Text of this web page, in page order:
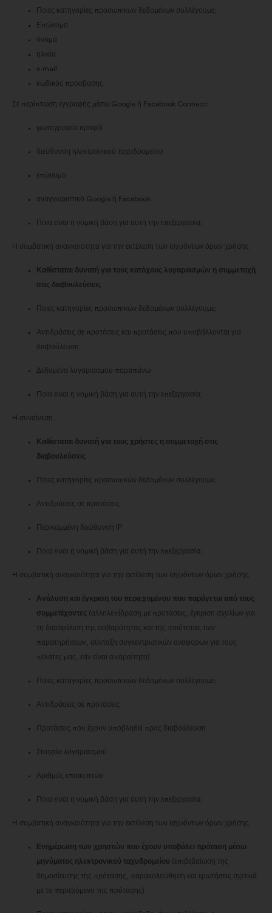
Ποιες κατηγορίες προσωπικών δεδομένων συλλέγουμε;
Επώνυμο
όνομα
ηλικία
e-mail
κωδικός πρόσβασης
Σε περίπτωση εγγραφής μέσω Google ή Facebook Connect:
φωτογραφία προφίλ
διεύθυνση ηλεκτρονικού ταχυδρομείου
επώνυμο
αναγνωριστικό Google ή Facebook
Ποια είναι η νομική βάση για αυτή την επεξεργασία;
Η συμβατική αναγκαιότητα για την εκτέλεση των ισχυόντων όρων χρήσης
Καθίσταται δυνατή για τους κατόχους λογαριασμών η συμμετοχή
στις διαβουλεύσεις
Ποιες κατηγορίες προσωπικών δεδομένων συλλέγουμε;
Αντιδράσεις σε προτάσεις και προτάσεις που υποβάλλονται για
διαβούλευση
Δεδομένα λογαριασμού παραπάνω
Ποια είναι η νομική βάση για αυτή την επεξεργασία;
Η συναίνεση
Καθίσταται δυνατή για τους χρήστες η συμμετοχή στις
διαβουλεύσεις
Ποιες κατηγορίες προσωπικών δεδομένων συλλέγουμε;
Αντιδράσεις σε προτάσεις
Περικομμένη διεύθυνση IP
Ποια είναι η νομική βάση για αυτή την επεξεργασία;
Η συμβατική αναγκαιότητα για την εκτέλεση των ισχυόντων όρων χρήσης.
Ανάλυση και έγκριση του περιεχομένου που παράγεται από τους
συμμετέχοντες (αλληλεπίδραση με προτάσεις, έγκριση σχολίων για
τη διασφάλιση της σοβαρότητας και της ποιότητας των
παρατηρήσεων, σύνταξη συγκεντρωτικών αναφορών για τους
πελάτες μας, εάν είναι απαραίτητο)
Ποιες κατηγορίες προσωπικών δεδομένων συλλέγουμε;
Αντιδράσεις σε προτάσεις
Προτάσεις που έχουν υποβληθεί προς διαβούλευση
Στοιχεία λογαριασμού
Αριθμός επισκεπτών
Ποια είναι η νομική βάση για αυτή την επεξεργασία;
Η συμβατική αναγκαιότητα για την εκτέλεση των ισχυόντων όρων χρήσης.
Ενημέρωση των χρηστών που έχουν υποβάλει πρόταση μέσω
μηνύματος ηλεκτρονικού ταχυδρομείου (επιβεβαίωση της
δημοσίευσης της πρότασης, παρακολούθηση και ερωτήσεις σχετικά
με το περιεχόμενο της πρότασης)